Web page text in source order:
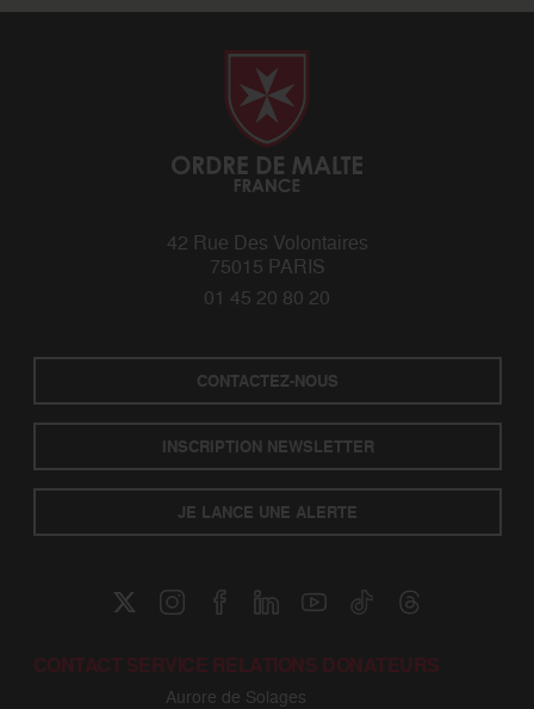
42 Rue Des Volontaires
75015 PARIS
01 45 20 80 20
CONTACTEZ-NOUS
INSCRIPTION NEWSLETTER
JE LANCE UNE ALERTE
CONTACT SERVICE RELATIONS DONATEURS
Aurore de Solages